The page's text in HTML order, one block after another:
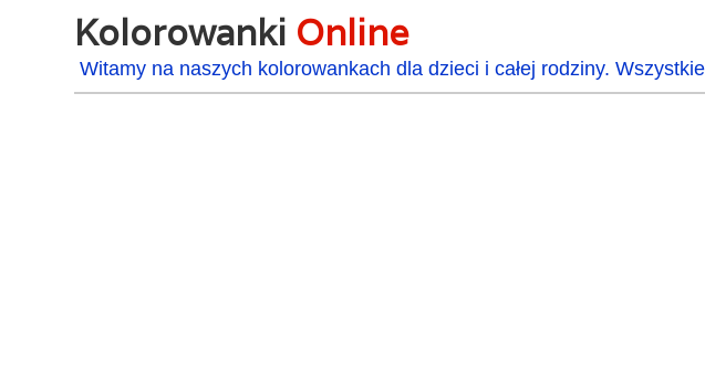
Kolorowanki Online
Witamy na naszych kolorowankach dla dzieci i całej rodziny.